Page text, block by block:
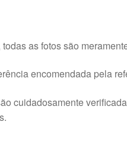
as fotos são
encomendada pela
cuidadosamente